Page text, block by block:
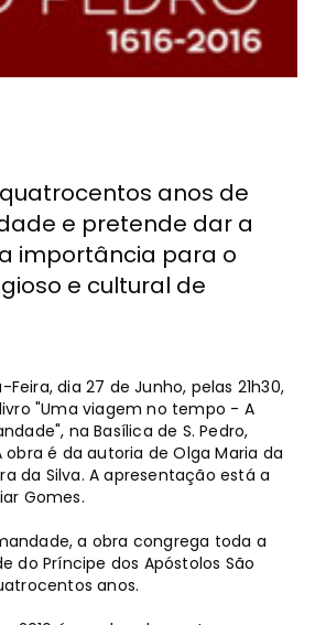
anos de
e pretende dar a
importância para o
e cultural de
dia 27 de Junho, pelas 21h30,
"Uma viagem no tempo - A
na Basílica de S. Pedro,
obra é da autoria de Olga Maria da
da Silva. A apresentação está a
Gomes.
a obra congrega toda a
do Príncipe dos Apóstolos São
anos.